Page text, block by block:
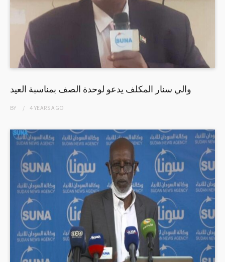
والي سنار المكلف يدعو لوحدة الصف بمناسبة العيد
BY 4 YEARSAGO